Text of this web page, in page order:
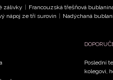
zálivky | Francouzská třešňová
nápoj ze tří surovin | Nadýchaná
Poslední
kolegovi,